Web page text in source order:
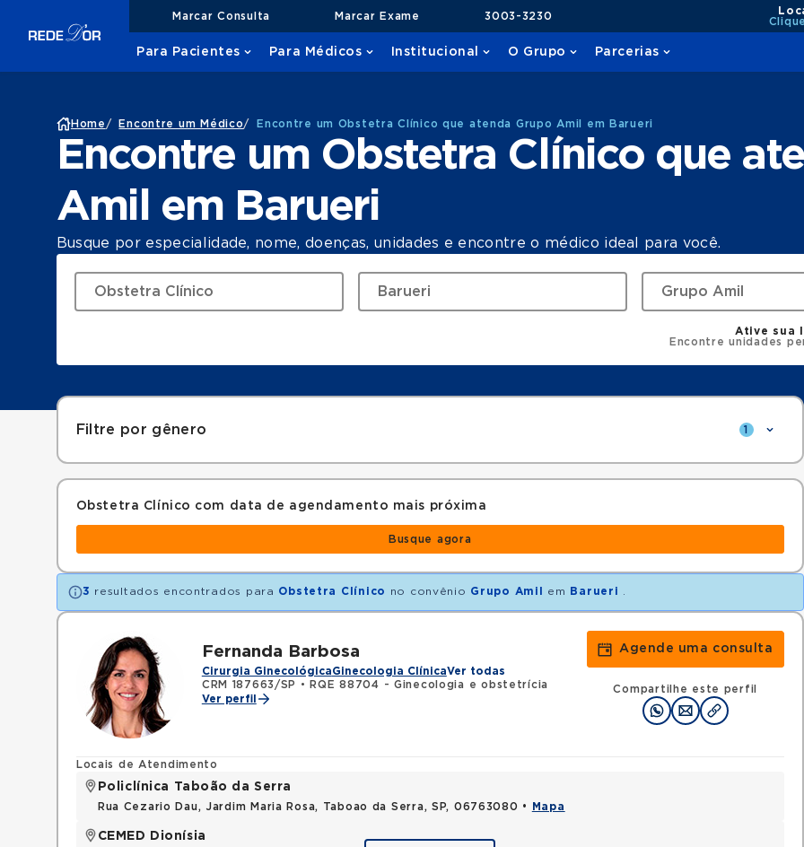
Marcar Consulta Marcar Exame 3003-3230
Para Pacientes Para Médicos Institucional O Grupo Parcerias
Home / Encontre um Médico/ Encontre um Obstetra Clínico que atenda Grupo Amil em Barueri
Encontre um Obstetra Clínico que
Amil em Barueri
Busque por especialidade, nome, doenças, unidades e encontre o médico ideal para você.
Ative sua
Encontre unidades
Filtre por gênero 1
Obstetra Clínico com data de agendamento mais próxima
Busque agora
3 resultados encontrados para Obstetra Clínico no convênio Grupo Amil em Barueri
Fernanda Barbosa
Cirurgia GinecológicaGinecologia ClínicaVer todas
CRM 187663/SP
•
RQE 88704 - Ginecologia e obstetrícia
Ver perfil
Agende uma consulta
Compartilhe este perfil
Locais de Atendimento
Policlínica Taboão da Serra
Rua Cezario Dau, Jardim Maria Rosa, Taboao da Serra, SP, 06763080 • Mapa
CEMED Dionísia